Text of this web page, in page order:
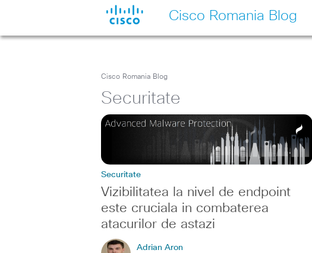
Cisco Romania Blog
Cisco Romania Blog
Securitate
Securitate
Vizibilitatea la nivel de endpoint
este cruciala in combaterea
atacurilor de astazi
Adrian Aron